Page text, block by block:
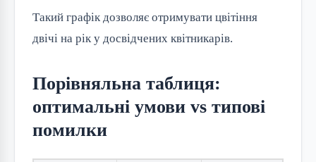
Такий графік дозволяє отримувати цвітіння
двічі на рік у досвідчених квітникарів.
Порівняльна таблиця:
оптимальні умови vs типові
помилки